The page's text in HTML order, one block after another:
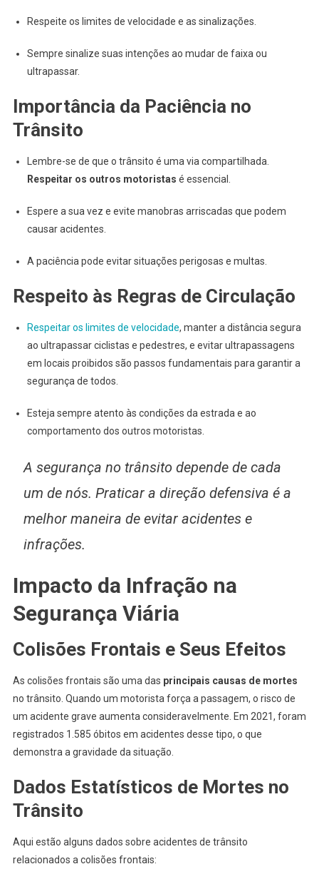
Respeite os limites de velocidade e as sinalizações.
Sempre sinalize suas intenções ao mudar de faixa ou
ultrapassar.
Importância da Paciência no
Trânsito
Lembre-se de que o trânsito é uma via compartilhada.
Respeitar os outros motoristas é essencial.
Espere a sua vez e evite manobras arriscadas que podem
causar acidentes.
A paciência pode evitar situações perigosas e multas.
Respeito às Regras de Circulação
Respeitar os limites de velocidade, manter a distância segura
ao ultrapassar ciclistas e pedestres, e evitar ultrapassagens
em locais proibidos são passos fundamentais para garantir a
segurança de todos.
Esteja sempre atento às condições da estrada e ao
comportamento dos outros motoristas.
A segurança no trânsito depende de cada
um de nós. Praticar a direção defensiva é a
melhor maneira de evitar acidentes e
infrações.
Impacto da Infração na
Segurança Viária
Colisões Frontais e Seus Efeitos
As colisões frontais são uma das principais causas de mortes
no trânsito. Quando um motorista força a passagem, o risco de
um acidente grave aumenta consideravelmente. Em 2021, foram
registrados 1.585 óbitos em acidentes desse tipo, o que
demonstra a gravidade da situação.
Dados Estatísticos de Mortes no
Trânsito
Aqui estão alguns dados sobre acidentes de trânsito
relacionados a colisões frontais: